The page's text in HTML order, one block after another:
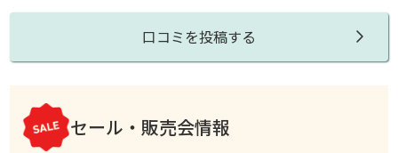
口コミを投稿する
セール・販売会情報